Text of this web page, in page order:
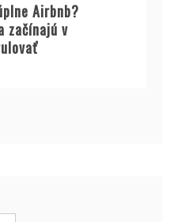
Airbnb?
začínajú v